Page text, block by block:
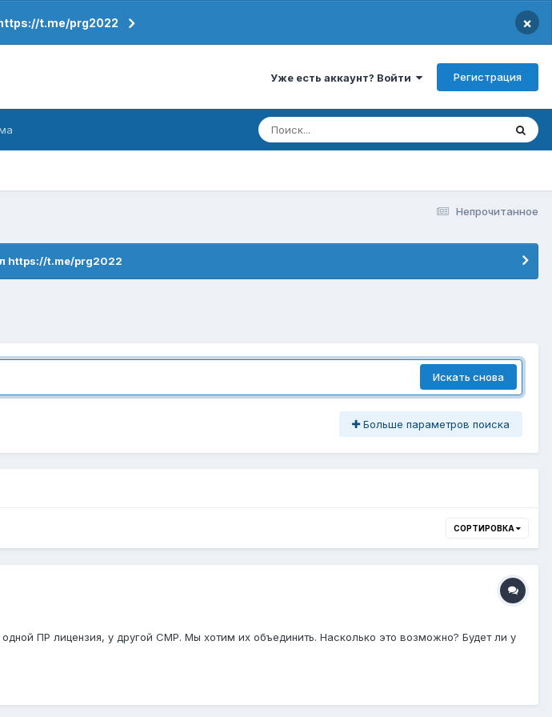
t.me/prg2022 ×
Уже есть аккаунт? Войти Регистрация
Непрочитанное
https://t.me/prg2022
Искать снова
Больше параметров поиска
СОРТИРОВКА
ПР лицензия, у другой СМР. Мы хотим их объединить. Насколько это возможно? Будет ли у